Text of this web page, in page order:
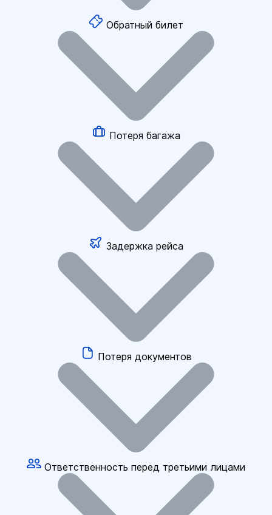
Обратный билет
Потеря багажа
Задержка рейса
Потеря документов
Ответственность перед третьими лицами